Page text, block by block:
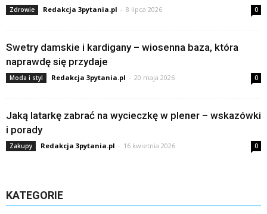
Zdrowie Redakcja 3pytania.pl - 8 lipca 2026 0
Swetry damskie i kardigany – wiosenna baza, która
naprawdę się przydaje
Moda i styl Redakcja 3pytania.pl - 20 maja 2026 0
Jaką latarkę zabrać na wycieczkę w plener – wskazówki
i porady
Zakupy Redakcja 3pytania.pl - 16 kwietnia 2026 0
KATEGORIE